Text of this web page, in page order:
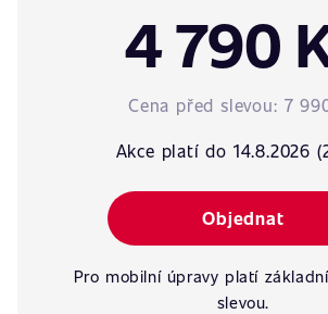
4 790
Cena před slevou: 7
Akce platí do 14.8.2026
Objednat
Pro mobilní úpravy platí
slevou.